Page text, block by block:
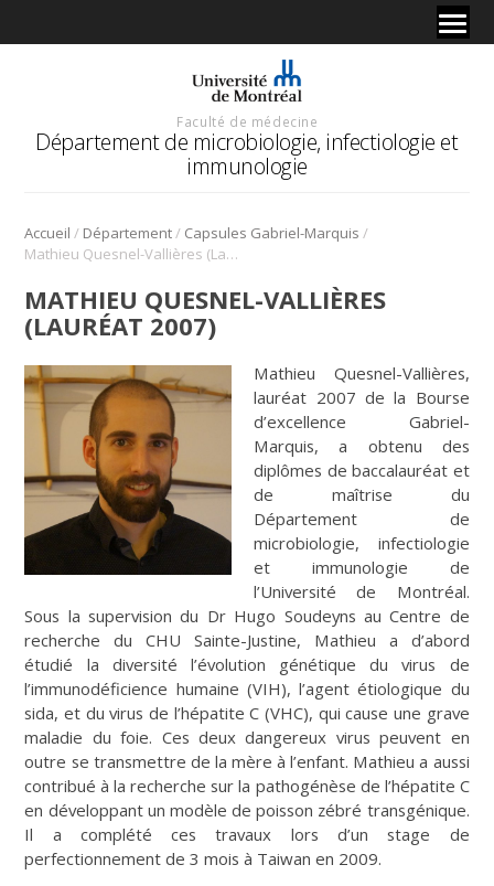
Faculté de médecine
Département de microbiologie, infectiologie et
immunologie
Accueil / Département/ Capsules Gabriel-Marquis /
Mathieu Quesnel-Vallières (Lauréat 2007)
MATHIEU QUESNEL-VALLIÈRES
(LAURÉAT 2007)
Mathieu Quesnel-Vallières,
lauréat 2007 de la Bourse
d’excellence Gabriel-
Marquis, a obtenu des
diplômes de baccalauréat et
de maîtrise du
Département de
microbiologie, infectiologie
et immunologie de
l’Université de Montréal.
Sous la supervision du Dr Hugo Soudeyns au Centre de
recherche du CHU Sainte-Justine, Mathieu a d’abord
étudié la diversité l’évolution génétique du virus de
l’immunodéficience humaine (VIH), l’agent étiologique du
sida, et du virus de l’hépatite C (VHC), qui cause une grave
maladie du foie. Ces deux dangereux virus peuvent en
outre se transmettre de la mère à l’enfant. Mathieu a aussi
contribué à la recherche sur la pathogénèse de l’hépatite C
en développant un modèle de poisson zébré transgénique.
Il a complété ces travaux lors d’un stage de
perfectionnement de 3 mois à Taiwan en 2009.